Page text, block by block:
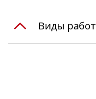
Виды работ